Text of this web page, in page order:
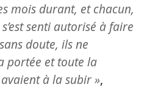
mois durant, et chacun,
senti autorisé à faire
doute, ils ne
portée et toute la
à la subir »,